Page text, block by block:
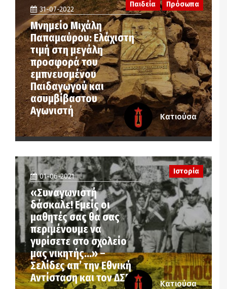
31-07-2022
Μνημείο Μιχάλη
Παπαμαύρου: Ελάχιστη
τιμή στη μεγάλη
προσφορά του
εμπνευσμένου
Παιδαγωγού και
ασυμβίβαστου
Αγωνιστή
Παιδεία Πρόσωπα
Κατιούσα
01-06-2021
«Συναγωνιστή
δάσκαλε! Εμείς οι
μαθητές σας θα σας
περιμένουμε να
γυρίσετε στο σχολείο
μας νικητής…» –
Σελίδες απ’ την Εθνική
Αντίσταση και τον ΔΣΕ
Ιστορία
Κατιούσα